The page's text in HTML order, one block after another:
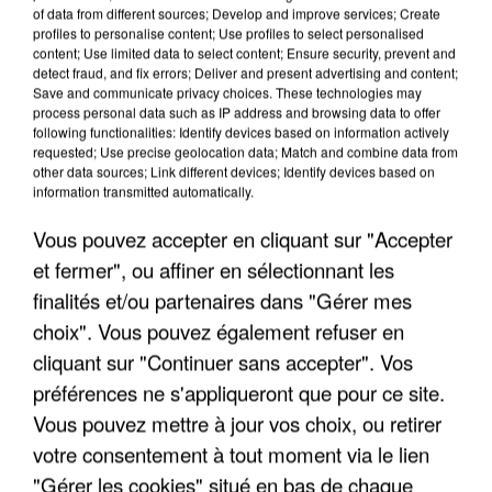
APRÈS TOUTES CES CANICULES, LES REFUGES
DE FAUNE SAUVAGE SONT...
of data from different sources; Develop and improve services; Create
profiles to personalise content; Use profiles to select personalised
content; Use limited data to select content; Ensure security, prevent and
detect fraud, and fix errors; Deliver and present advertising and content;
Save and communicate privacy choices. These technologies may
process personal data such as IP address and browsing data to offer
following functionalities: Identify devices based on information actively
requested; Use precise geolocation data; Match and combine data from
other data sources; Link different devices; Identify devices based on
information transmitted automatically.
Vous pouvez accepter en cliquant sur "Accepter
et fermer", ou affiner en sélectionnant les
finalités et/ou partenaires dans "Gérer mes
choix". Vous pouvez également refuser en
cliquant sur "Continuer sans accepter". Vos
préférences ne s'appliqueront que pour ce site.
Vous pouvez mettre à jour vos choix, ou retirer
votre consentement à tout moment via le lien
"Gérer les cookies" situé en bas de chaque